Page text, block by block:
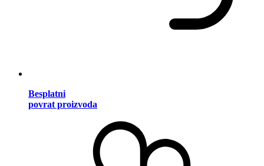
Besplatni
povrat proizvoda